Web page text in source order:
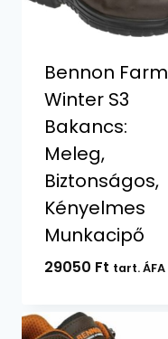
Bennon Farm
Winter S3
Bakancs:
Meleg,
Biztonságos,
Kényelmes
Munkacipő
29050 Ft tart. ÁFA